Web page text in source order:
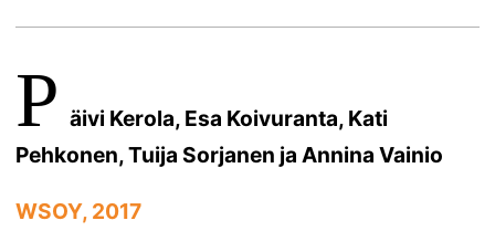
P äivi Kerola, Esa Koivuranta, Kati
Pehkonen, Tuija Sorjanen ja Annina Vainio
WSOY, 2017